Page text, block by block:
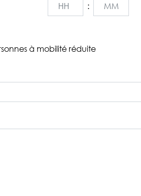
:
à mobilité réduite